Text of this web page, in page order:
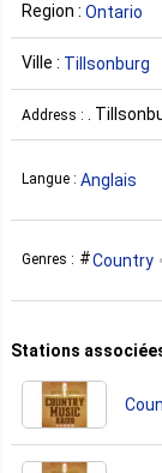
Region : Ontario
Ville : Tillsonburg
Address : .
Langue : Anglais
Genres : Country
Stations